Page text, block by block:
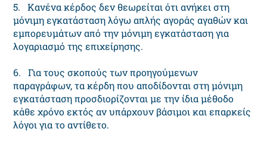
5. Κανένα κέρδος δεν θεωρείται ότι ανήκει στη
μόνιμη εγκατάσταση λόγω απλής αγοράς αγαθών και
εμπορευμάτων από την μόνιμη εγκατάσταση για
λογαριασμό της επιχείρησης.
6. Για τους σκοπούς των προηγούμενων
παραγράφων, τα κέρδη που αποδίδονται στη μόνιμη
εγκατάσταση προσδιορίζονται με την ίδια μέθοδο
κάθε χρόνο εκτός αν υπάρχουν βάσιμοι και επαρκείς
λόγοι για το αντίθετο.